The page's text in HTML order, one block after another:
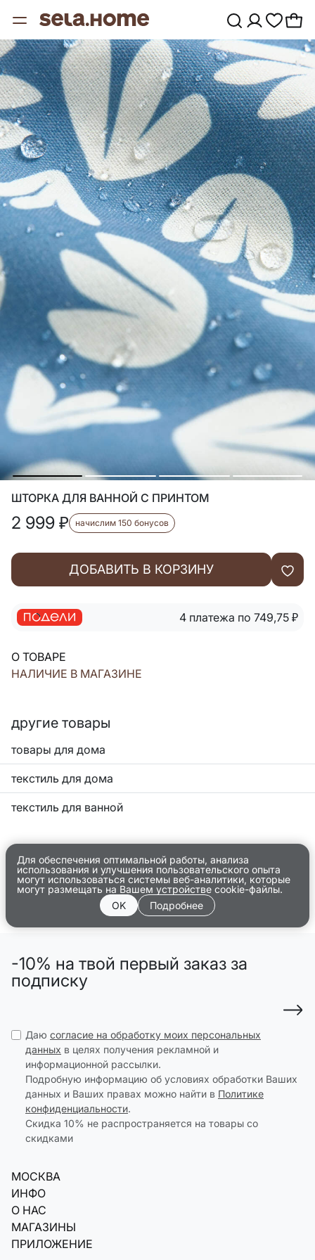
ШТОРКА ДЛЯ ВАННОЙ С ПРИНТОМ
2 999 ₽ начислим 150 бонусов
ДОБАВИТЬ В КОРЗИНУ
4 платежа по 749,75 ₽
О ТОВАРЕ
НАЛИЧИЕ В МАГАЗИНЕ
другие товары
товары для дома
текстиль для дома
текстиль для ванной
Для обеспечения оптимальной работы, анализа
использования и улучшения пользовательского опыта
могут использоваться системы веб-аналитики, которые
могут размещать на Вашем устройстве cookie-файлы.
OK
Подробнее
-10% на твой первый заказ за
подписку
Даю согласие на обработку моих персональных
данных в целях получения рекламной и
информационной рассылки.
Подробную информацию об условиях обработки Ваших
данных и Ваших правах можно найти в Политике
конфиденциальности.
Скидка 10% не распространяется на товары со
скидками
МОСКВА
ИНФО
О НАС
МАГАЗИНЫ
ПРИЛОЖЕНИЕ